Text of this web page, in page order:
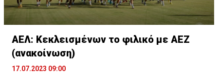
ΑΕΛ: Κεκλεισμένων το φιλικό με ΑΕΖ
(ανακοίνωση)
17.07.2023 09:00